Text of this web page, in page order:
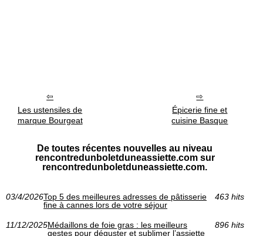
Les ustensiles de
marque Bourgeat
Épicerie fine et
cuisine Basque
De toutes récentes nouvelles au niveau
rencontredunboletduneassiette.com sur
rencontredunboletduneassiette.com.
03/4/2026Top 5 des meilleures adresses de pâtisserie
fine à cannes lors de votre séjour
463 hits
11/12/2025Médaillons de foie gras : les meilleurs
gestes pour déguster et sublimer l’assiette
896 hits